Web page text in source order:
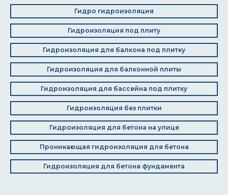
Гидро гидроизоляция
Гидроизоляция под плиту
Гидроизоляция для балкона под плитку
Гидроизоляция для балконной плиты
Гидроизоляция для бассейна под плитку
Гидроизоляция без плитки
Гидроизоляция для бетона на улице
Проникающая гидроизоляция для бетона
Гидроизоляция для бетона фундамента